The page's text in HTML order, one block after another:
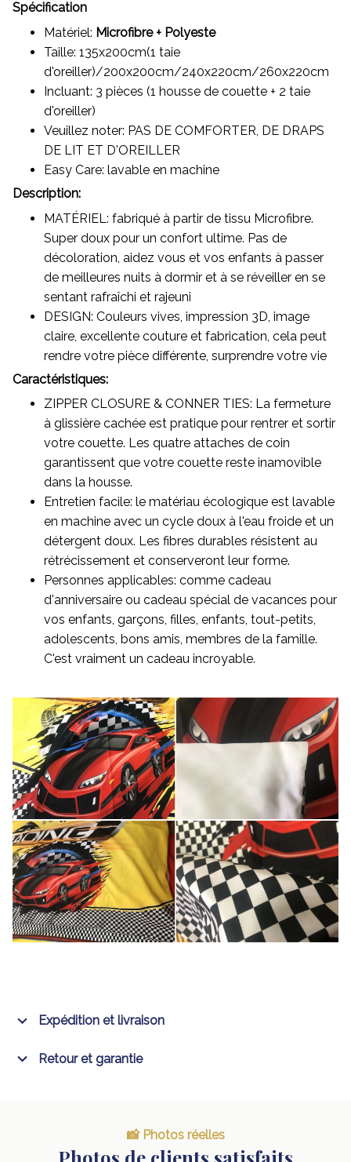
Spécification
Matériel: Microfibre + Polyeste
Taille: 135x200cm(1 taie
d'oreiller)/200x200cm/240x220cm/260x220cm
Incluant: 3 pièces (1 housse de couette + 2 taie
d'oreiller)
Veuillez noter: PAS DE COMFORTER, DE DRAPS
DE LIT ET D'OREILLER
Easy Care: lavable en machine
Description:
MATÉRIEL: fabriqué à partir de tissu Microfibre.
Super doux pour un confort ultime. Pas de
décoloration, aidez vous et vos enfants à passer
de meilleures nuits à dormir et à se réveiller en se
sentant rafraîchi et rajeuni
DESIGN: Couleurs vives, impression 3D, image
claire, excellente couture et fabrication, cela peut
rendre votre pièce différente, surprendre votre vie
Caractéristiques:
ZIPPER CLOSURE & CONNER TIES: La fermeture
à glissière cachée est pratique pour rentrer et sortir
votre couette. Les quatre attaches de coin
garantissent que votre couette reste inamovible
dans la housse.
Entretien facile: le matériau écologique est lavable
en machine avec un cycle doux à l'eau froide et un
détergent doux. Les fibres durables résistent au
rétrécissement et conserveront leur forme.
Personnes applicables: comme cadeau
d'anniversaire ou cadeau spécial de vacances pour
vos enfants, garçons, filles, enfants, tout-petits,
adolescents, bons amis, membres de la famille.
C'est vraiment un cadeau incroyable.
Expédition et livraison
Retour et garantie
📸 Photos réelles